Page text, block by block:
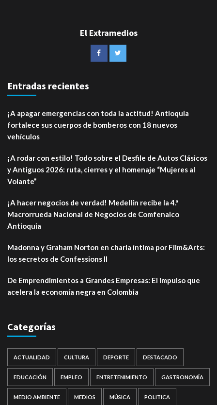
El Extramedios
Entradas recientes
¡A apagar emergencias con toda la actitud! Antioquia
fortalece sus cuerpos de bomberos con 18 nuevos
vehículos
¡A rodar con estilo! Todo sobre el Desfile de Autos Clásicos
y Antiguos 2026: ruta, cierres y el homenaje “Mujeres al
Volante”
¡A hacer negocios de verdad! Medellín recibe la 4.ª
Macrorrueda Nacional de Negocios de Comfenalco
Antioquia
Madonna y Graham Norton en charla íntima por Film&Arts:
los secretos de Confessions II
De Emprendimientos a Grandes Empresas: El impulso que
acelera la economía negra en Colombia
Categorías
ACTUALIDAD CULTURA DEPORTE DESTACADO
EDUCACIÓN EMPLEO ENTRETENIMIENTO GASTRONOMÍA
MEDIO AMBIENTE MEDIOS MÚSICA POLITICA